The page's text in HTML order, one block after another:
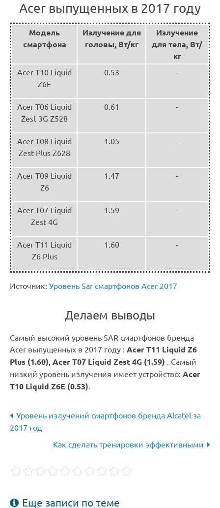
Acer выпущенных в 2017 году
Модель
смартфона
Излучение для
головы, Вт/кг
Излучение
для тела, Вт/
кг
Acer T10 Liquid
Z6E
0.53 -
Acer T06 Liquid
Zest 3G Z528
0.61 -
Acer T08 Liquid
Zest Plus Z628
1.05 -
Acer T09 Liquid
Z6
1.47 -
Acer T07 Liquid
Zest 4G
1.59 -
Acer T11 Liquid
Z6 Plus
1.60 -
Источник: Уровень Sar смартфонов Acer 2017
Делаем выводы
Самый высокий уровень SAR смартфонов бренда
Acer выпущенных в 2017 году : Acer T11 Liquid Z6
Plus (1.60), Acer T07 Liquid Zest 4G (1.59) . Самый
низкий уровень излучения имеет устройство: Acer
T10 Liquid Z6E (0.53).
Уровень излучений смартфонов бренда Alcatel за
2017 год
Как сделать тренировки эффективными
Еще записи по теме